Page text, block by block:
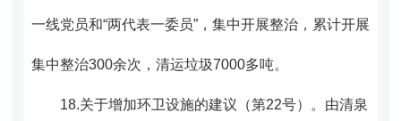
一线党员和“两代表一委员”，集中开展整治，累计开展
集中整治300余次，清运垃圾7000多吨。
18.关于增加环卫设施的建议（第22号）。 由清泉